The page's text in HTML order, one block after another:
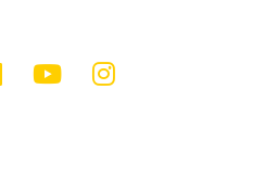
linkedinyoutubeinstagram